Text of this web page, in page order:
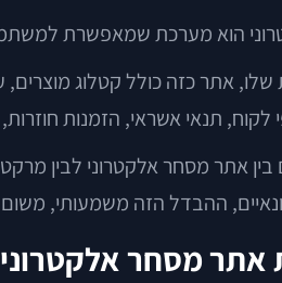
הוא מערכת שמאפשרת למשתמש
אתר כזה כולל קטלוג מוצרים,
לקוח, תנאי אשראי, הזמנות
אתר מסחר אלקטרוני לבין
ההבדל הזה משמעותי,
אתר מסחר אלקטרוני